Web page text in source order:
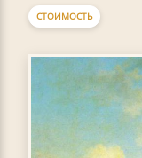
СТОИМОСТЬ